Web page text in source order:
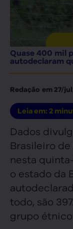
Quase 400 mil
autodeclaram
Redação em 27/
Leia em: 2
Dados
Brasileiro
nesta
o estado da
todo, são
grupo